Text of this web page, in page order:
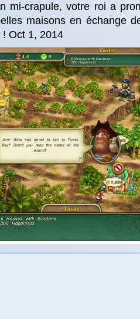
mi-crapule, votre roi a
maisons en échange
! Oct 1, 2014